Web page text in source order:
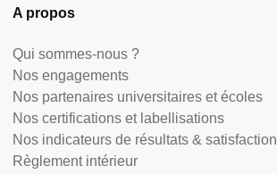
A propos
Qui sommes-nous ?
Nos engagements
Nos partenaires universitaires et écoles
Nos certifications et labellisations
Nos indicateurs de résultats & satisfaction
Règlement intérieur